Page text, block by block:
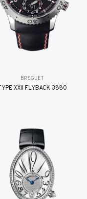
BREGUET
TYPE XXII FLYBACK 3880